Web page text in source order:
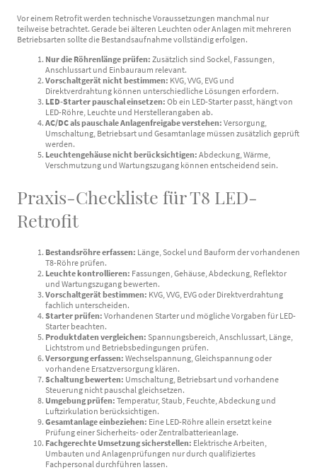
Vor einem Retrofit werden technische Voraussetzungen manchmal nur
teilweise betrachtet. Gerade bei älteren Leuchten oder Anlagen mit mehreren
Betriebsarten sollte die Bestandsaufnahme vollständig erfolgen.
Nur die Röhrenlänge prüfen: Zusätzlich sind Sockel, Fassungen,
Anschlussart und Einbauraum relevant.
Vorschaltgerät nicht bestimmen: KVG, VVG, EVG und
Direktverdrahtung können unterschiedliche Lösungen erfordern.
LED-Starter pauschal einsetzen: Ob ein LED-Starter passt, hängt von
LED-Röhre, Leuchte und Herstellerangaben ab.
AC/DC als pauschale Anlagenfreigabe verstehen: Versorgung,
Umschaltung, Betriebsart und Gesamtanlage müssen zusätzlich geprüft
werden.
Leuchtengehäuse nicht berücksichtigen: Abdeckung, Wärme,
Verschmutzung und Wartungszugang können entscheidend sein.
Praxis-Checkliste für T8 LED-
Retrofit
Bestandsröhre erfassen: Länge, Sockel und Bauform der vorhandenen
T8-Röhre prüfen.
Leuchte kontrollieren: Fassungen, Gehäuse, Abdeckung, Reflektor
und Wartungszugang bewerten.
Vorschaltgerät bestimmen: KVG, VVG, EVG oder Direktverdrahtung
fachlich unterscheiden.
Starter prüfen: Vorhandenen Starter und mögliche Vorgaben für LED-
Starter beachten.
Produktdaten vergleichen: Spannungsbereich, Anschlussart, Länge,
Lichtstrom und Betriebsbedingungen prüfen.
Versorgung erfassen: Wechselspannung, Gleichspannung oder
vorhandene Ersatzversorgung klären.
Schaltung bewerten: Umschaltung, Betriebsart und vorhandene
Steuerung nicht pauschal gleichsetzen.
Umgebung prüfen: Temperatur, Staub, Feuchte, Abdeckung und
Luftzirkulation berücksichtigen.
Gesamtanlage einbeziehen: Eine LED-Röhre allein ersetzt keine
Prüfung einer Sicherheits- oder Zentralbatterieanlage.
Fachgerechte Umsetzung sicherstellen: Elektrische Arbeiten,
Umbauten und Anlagenprüfungen nur durch qualifiziertes
Fachpersonal durchführen lassen.